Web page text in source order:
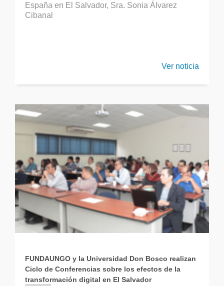
España en El Salvador, Sra. Sonia Álvarez
Cibanal
Ver noticia
FUNDAUNGO y la Universidad Don Bosco realizan
Ciclo de Conferencias sobre los efectos de la
transformación digital en El Salvador